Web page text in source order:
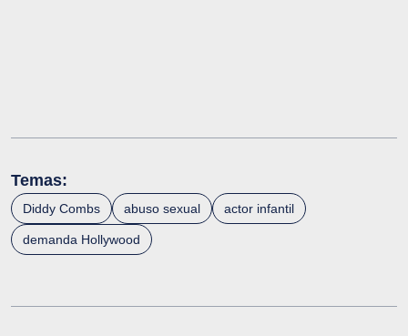
Temas:
Diddy Combs abuso sexual actor infantil
demanda Hollywood